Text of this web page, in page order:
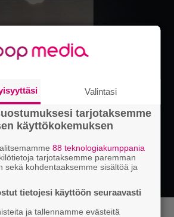
ihan plektralta” –
Valintasi
tarjotaksemme
käyttökokemuksen
88 teknologiakumppania
tarjotaksemme paremman
sekä kohdentaaksemme sisältöä ja
tietojesi käyttöön seuraavasti
ja tallennamme evästeitä